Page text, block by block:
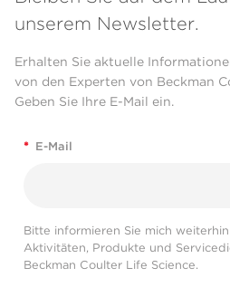
unserem Newsletter.
Erhalten Sie aktuelle
von den Experten von Beckman
Geben Sie Ihre E-Mail ein.
* E-Mail
Bitte informieren Sie mich
Aktivitäten, Produkte und
Beckman Coulter Life Science.